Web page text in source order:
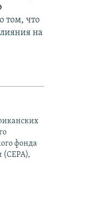
том, что
на
фонда